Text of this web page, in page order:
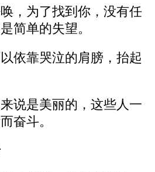
，为了找到你，没有任
简单的失望。
依靠哭泣的肩膀，抬起
说是美丽的，这些人一
奋斗。